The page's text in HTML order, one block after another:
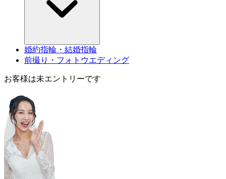
婚約指輪・結婚指輪
前撮り・フォトウエディング
お客様は未エントリーです